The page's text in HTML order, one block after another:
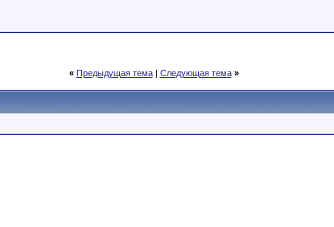
« Предыдущая тема| Следующая тема »